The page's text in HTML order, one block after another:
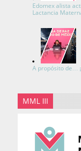
Edomex alista
Lactancia
A propósito de…
MML III